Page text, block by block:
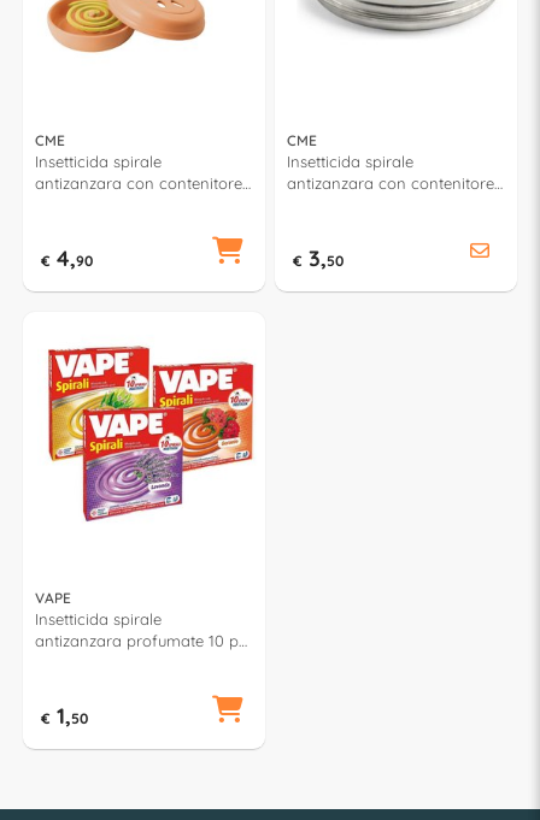
CME
Insetticida spirale
antizanzara con contenitore
€ 4,90
CME
Insetticida spirale
antizanzara con contenitore
€ 3,50
VAPE
Insetticida spirale
antizanzara profumate 10 pz
€ 1,50